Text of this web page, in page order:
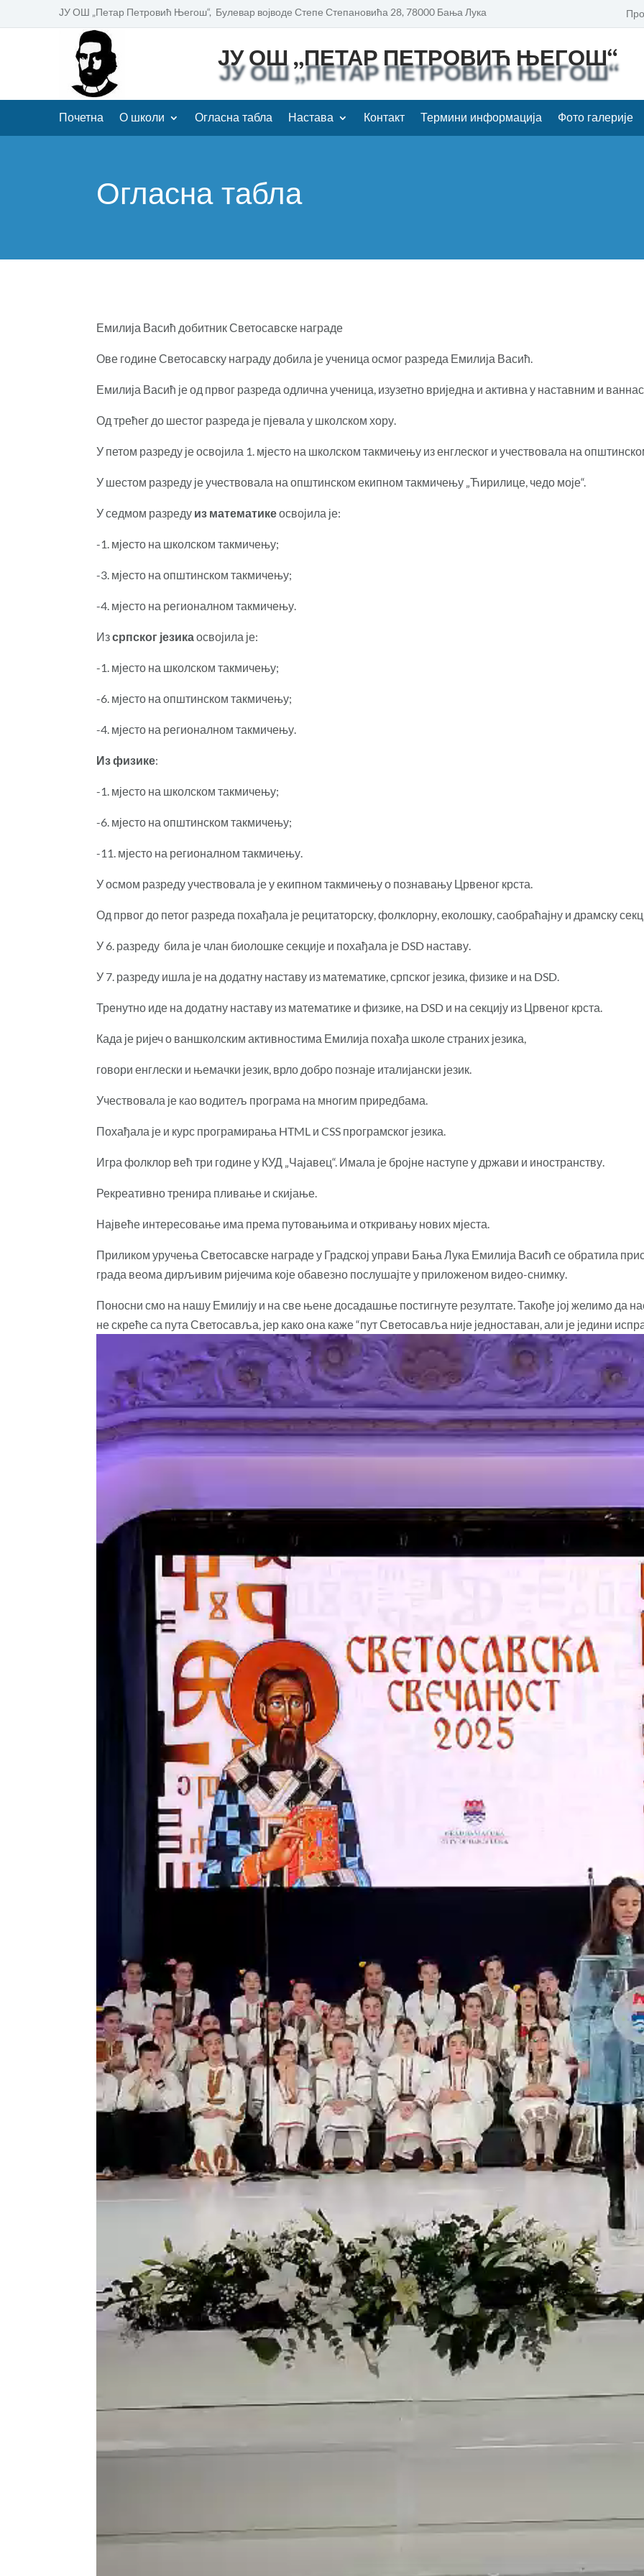
ЈУ ОШ „Петар Петровић Његош“, Булевар војводе Степе Степановића 28, 78000 Бања Лука
ЈУ ОШ „ПЕТАР ПЕТРОВИЋ ЊЕГОШ“
Почетна О школи Огласна табла Настава Контакт Термини информација Фото галерије
Огласна табла
Емилија Васић добитник Светосавске награде
Ове године Светосавску награду добила је ученица осмог разреда Емилија Васић.
Емилија Васић је од првог разреда одлична ученица, изузетно вриједна и активна у наставним и
Од трећег до шестог разреда је пјевала у школском хору.
У петом разреду је освојила 1. мјесто на школском такмичењу из енглеског и учествовала на
У шестом разреду је учествовала на општинском екипном такмичењу „Ћирилице, чедо моје“.
У седмом разреду из математикеосвојила је:
-1. мјесто на школском такмичењу;
-3. мјесто на општинском такмичењу;
-4. мјесто на регионалном такмичењу.
Изсрпског језика освојила је:
-1. мјесто на школском такмичењу;
-6. мјесто на општинском такмичењу;
-4. мјесто на регионалном такмичењу.
Из физике:
-1. мјесто на школском такмичењу;
-6. мјесто на општинском такмичењу;
-11. мјесто на регионалном такмичењу.
У осмом разреду учествовала је у екипном такмичењу о познавању Црвеног крста.
Од првог до петог разреда похађала је рецитаторску, фолклорну, еколошку, саобраћајну и драмску
У 6. разреду била је члан биолошке секције и похађала је DSD наставу.
У 7. разреду ишла је на додатну наставу из математике, српског језика, физике и на DSD.
Тренутно иде на додатну наставу из математике и физике, на DSD и на секцију из Црвеног крста.
Када је ријеч о ваншколским активностима Емилија похађа школе страних језика,
говори енглески и њемачки језик, врло добро познаје италијански језик.
Учествовала је као водитељ програма на многим приредбама.
Похађала је и курс програмирања HTML и CSS програмског језика.
Игра фолклор већ три године у КУД „Чајавец“. Имала је бројне наступе у држави и иностранству.
Рекреативно тренира пливање и скијање.
Највеће интересовање има према путовањима и откривању нових мјеста.
Приликом уручења Светосавске награде у Градској управи Бања Лука Емилија Васић се обратила
града веома дирљивим ријечима које обавезно послушајте у приложеном видео-снимку.
Поносни смо на нашу Емилију и на све њене досадашње постигнуте резултате. Такође јој желимо да
не скреће са пута Светосавља, јер како она каже “пут Светосавља није једноставан, али је једини